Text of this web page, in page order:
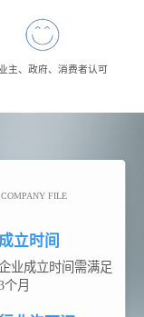
主、政府、消费者认可
COMPANY FILE
成立时间
业成立时间需满足
个月